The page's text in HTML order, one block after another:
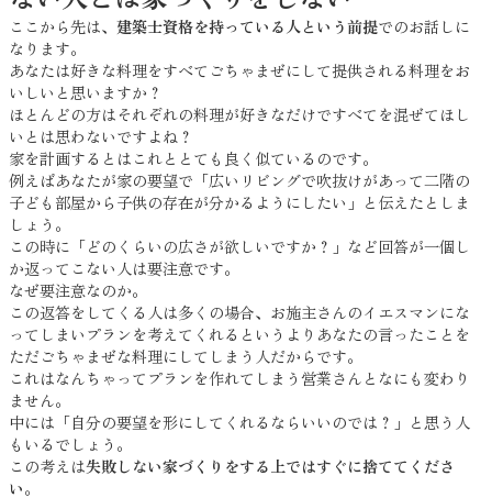
ここから先は、 建築士資格を持っている人という前提でのお話しに
なります。
あなたは好きな料理をすべてごちゃまぜにして提供される料理をお
いしいと思いますか？
ほとんどの方はそれぞれの料理が好きなだけですべてを混ぜてほし
いとは思わないですよね？
家を計画するとはこれととても良く似ているのです。
例えばあなたが家の要望で「広いリビングで吹抜けがあって二階の
子ども部屋から子供の存在が分かるようにしたい」と伝えたとしま
しょう。
この時に「どのくらいの広さが欲しいですか？」など回答が一個し
か返ってこない人は要注意です。
なぜ要注意なのか。
この返答をしてくる人は多くの場合、お施主さんのイエスマンにな
ってしまいプランを考えてくれるというよりあなたの言ったことを
ただごちゃまぜな料理にしてしまう人だからです。
これはなんちゃってプランを作れてしまう営業さんとなにも変わり
ません。
中には「自分の要望を形にしてくれるならいいのでは？」と思う人
もいるでしょう。
この考えは失敗しない家づくりをする上ではすぐに捨ててくださ
い。